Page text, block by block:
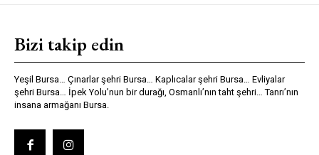
Bizi takip edin
Yeşil Bursa… Çınarlar şehri Bursa… Kaplıcalar şehri Bursa… Evliyalar
şehri Bursa… İpek Yolu’nun bir durağı, Osmanlı’nın taht şehri… Tanrı’nın
insana armağanı Bursa.